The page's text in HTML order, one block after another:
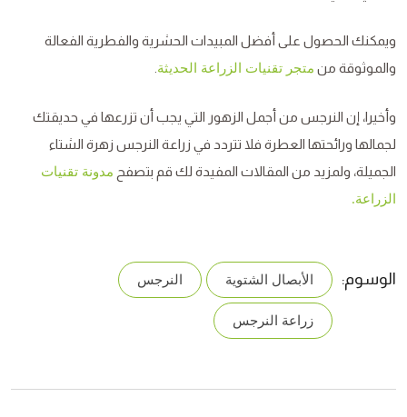
ويمكنك الحصول على أفضل المبيدات الحشرية والفطرية الفعالة
والموثوقة من متجر تقنيات الزراعة الحديثة
وأخيرا، إن النرجس من أجمل الزهور التي يجب أن تزرعها في حديقتك
لجمالها ورائحتها العطرة فلا تتردد في زراعة النرجس زهرة الشتاء
الجميلة، ولمزيد من المقالات المفيدة لك قم بتصفح مدونة تقنيات
الزراعة.
الوسوم: الأبصال الشتوية النرجس
زراعة النرجس